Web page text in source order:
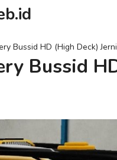
Bussid HD (High Deck)
Bussid